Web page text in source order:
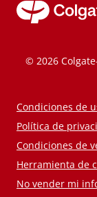
© 2026
Condiciones de
Política de
Condiciones de
Herramienta de
No vender mi